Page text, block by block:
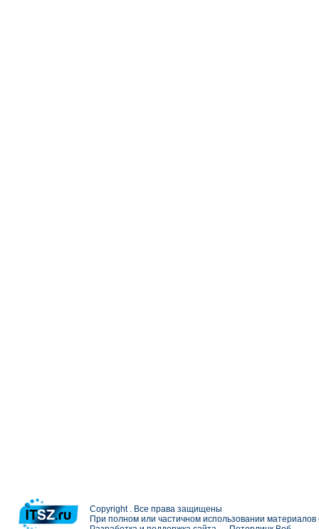
Copyright . Все права защищены
При полном или частичном использовании